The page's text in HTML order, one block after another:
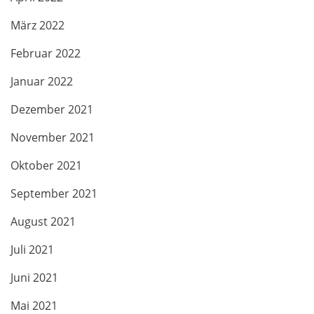
März 2022
Februar 2022
Januar 2022
Dezember 2021
November 2021
Oktober 2021
September 2021
August 2021
Juli 2021
Juni 2021
Mai 2021